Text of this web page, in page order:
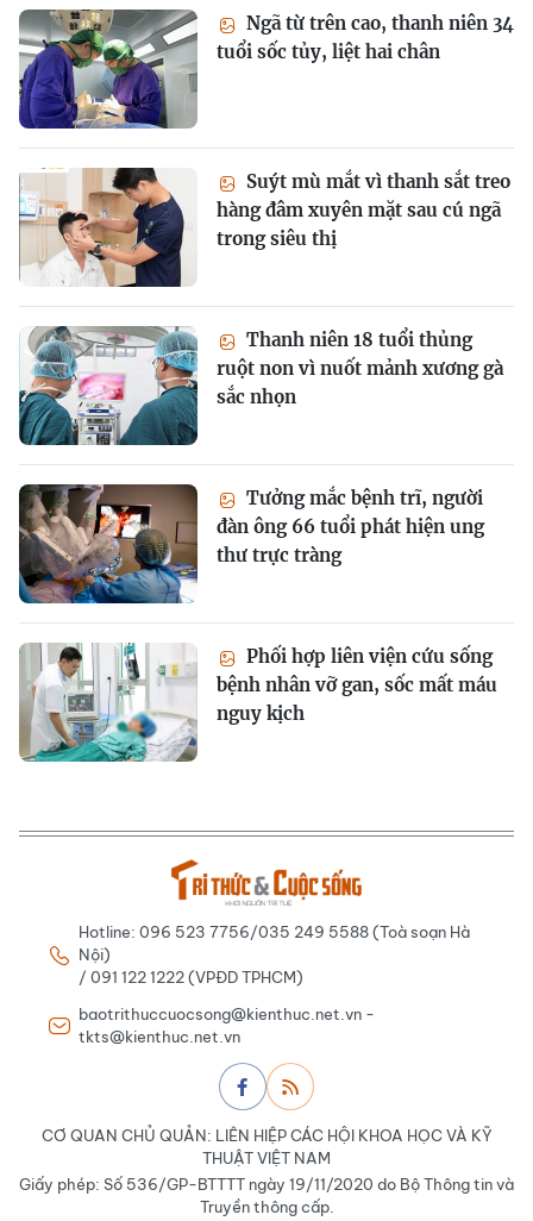
Ngã từ trên cao, thanh niên 34
tuổi sốc tủy, liệt hai chân
Suýt mù mắt vì thanh sắt treo
hàng đâm xuyên mặt sau cú ngã
trong siêu thị
Thanh niên 18 tuổi thủng
ruột non vì nuốt mảnh xương gà
sắc nhọn
Tưởng mắc bệnh trĩ, người
đàn ông 66 tuổi phát hiện ung
thư trực tràng
Phối hợp liên viện cứu sống
bệnh nhân vỡ gan, sốc mất máu
nguy kịch
Hotline: 096 523 7756/035 249 5588 (Toà soạn Hà
Nội)
/ 091 122 1222 (VPĐD TPHCM)
baotrithuccuocsong@kienthuc.net.vn -
tkts@kienthuc.net.vn
CƠ QUAN CHỦ QUẢN: LIÊN HIỆP CÁC HỘI KHOA HỌC VÀ KỸ
THUẬT VIỆT NAM
Giấy phép: Số 536/GP-BTTTT ngày 19/11/2020 do Bộ Thông tin và
Truyền thông cấp.